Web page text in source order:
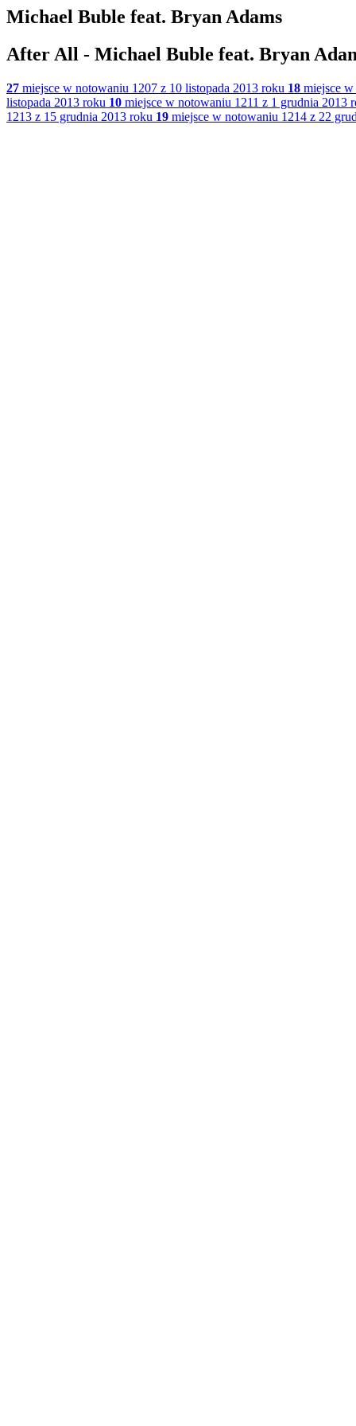
Michael Buble feat. Bryan Adams
After All - Michael Buble feat. Bryan
27 miejsce w notowaniu 1207 z 10 listopada 2013 roku 18 miejsce
listopada 2013 roku 10 miejsce w notowaniu 1211 z 1 grudnia 2013
1213 z 15 grudnia 2013 roku 19 miejsce w notowaniu 1214 z 22